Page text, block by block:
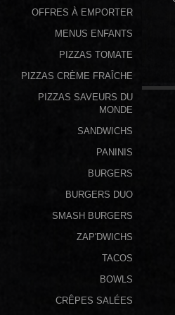
Fidélité
Vos
Avis
Zones
Livraison
OFFRES À EMPORTER
MENUS ENFANTS
PIZZAS TOMATE
PIZZAS CRÈME FRAÎCHE
PIZZAS SAVEURS DU
MONDE
SANDWICHS
PANINIS
BURGERS
BURGERS DUO
SMASH BURGERS
ZAP'DWICHS
TACOS
BOWLS
CRÊPES SALÉES